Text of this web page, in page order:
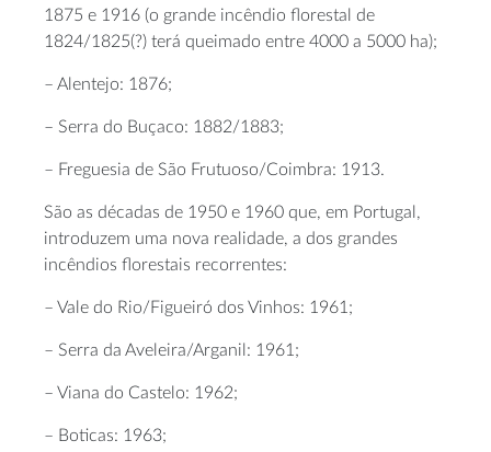
1875 e 1916 (o grande incêndio florestal de
1824/1825(?) terá queimado entre 4000 a 5000 ha);
– Alentejo: 1876;
– Serra do Buçaco: 1882/1883;
– Freguesia de São Frutuoso/Coimbra: 1913.
São as décadas de 1950 e 1960 que, em Portugal,
introduzem uma nova realidade, a dos grandes
incêndios florestais recorrentes:
– Vale do Rio/Figueiró dos Vinhos: 1961;
– Serra da Aveleira/Arganil: 1961;
– Viana do Castelo: 1962;
– Boticas: 1963;